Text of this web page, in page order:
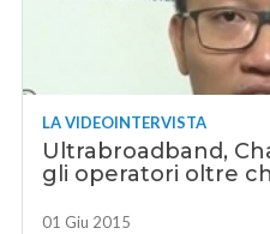
LA VIDEOINTERVISTA
Ultrabroadband,
gli operatori oltre
01 Giu 2015